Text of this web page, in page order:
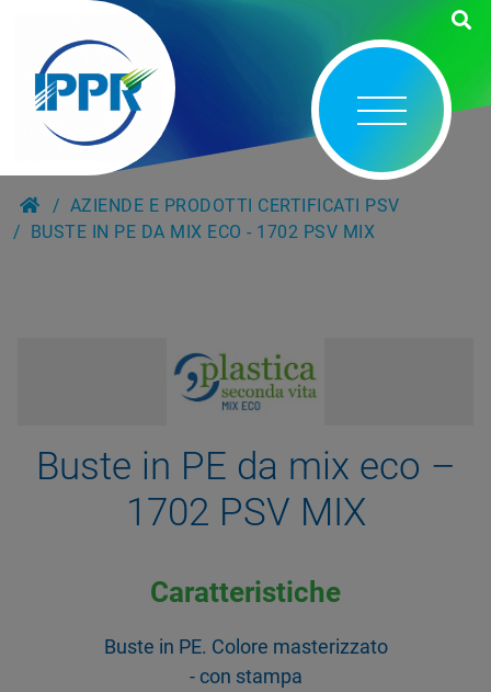
AZIENDE E PRODOTTI CERTIFICATI PSV
BUSTE IN PE DA MIX ECO - 1702 PSV MIX
Buste in PE da mix eco –
1702 PSV MIX
Caratteristiche
Buste in PE. Colore masterizzato
- con stampa